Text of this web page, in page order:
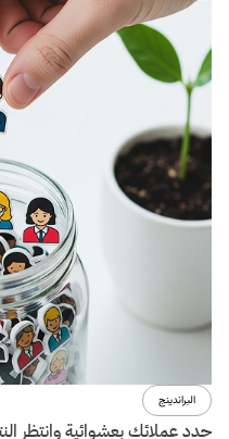
تجربة المستخدم تصميم
مقنعة.
29 مايو 2017